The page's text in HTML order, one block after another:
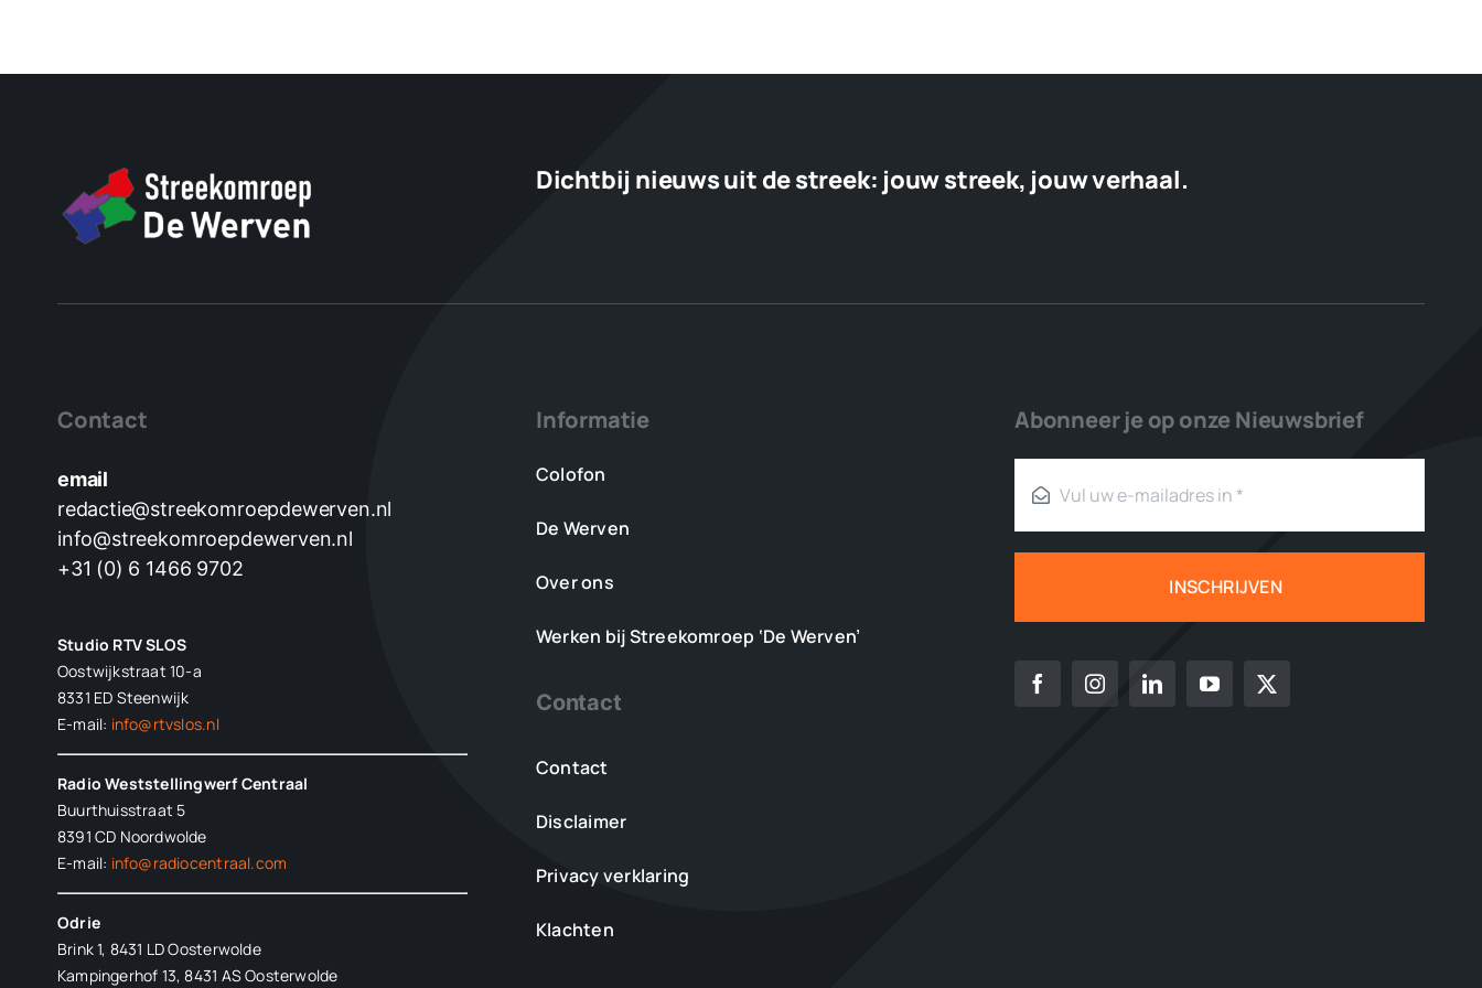
Dichtbij nieuws uit de streek: jouw streek, jouw verhaal.
Contact
email
redactie@streekomroepdewerven.nl
info@streekomroepdewerven.nl
+31 (0) 6 1466 9702
Studio RTV SLOS
Oostwijkstraat 10-a
8331 ED Steenwijk
E-mail: info@rtvslos.nl
Radio Weststellingwerf Centraal
Buurthuisstraat 5
8391 CD Noordwolde
E-mail: info@radiocentraal.com
Odrie
Brink 1, 8431 LD Oosterwolde
Kampingerhof 13, 8431 AS Oosterwolde
Informatie
Colofon
De Werven
Over ons
Werken bij Streekomroep ‘De Werven’
Contact
Contact
Disclaimer
Privacy verklaring
Klachten
Abonneer je op onze Nieuwsbrief
INSCHRIJVEN